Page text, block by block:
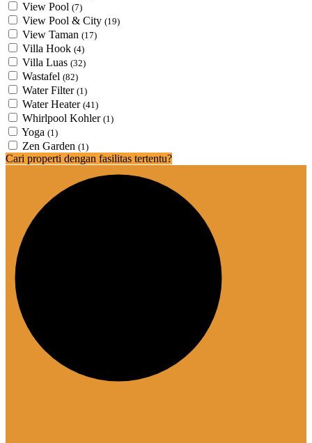
View Pool (7)
View Pool & City (19)
View Taman (17)
Villa Hook (4)
Villa Luas (32)
Wastafel (82)
Water Filter (1)
Water Heater (41)
Whirlpool Kohler (1)
Yoga (1)
Zen Garden (1)
Cari properti dengan fasilitas tertentu?